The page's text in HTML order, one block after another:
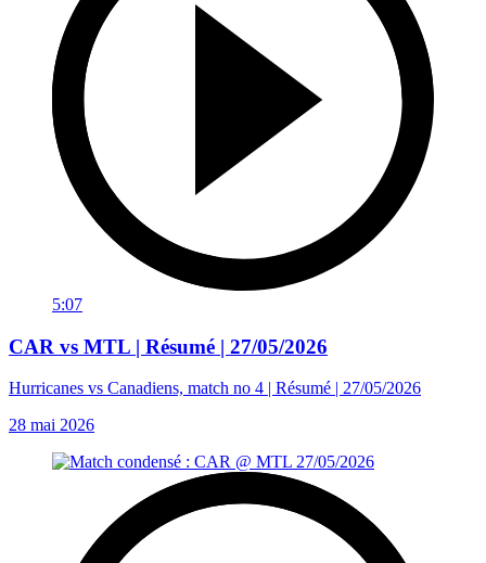
5:07
CAR vs MTL | Résumé | 27/05/2026
Hurricanes vs Canadiens, match no 4 | Résumé | 27/05/2026
28 mai 2026